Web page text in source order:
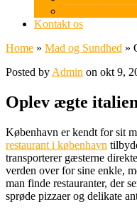
Kontakt os
Home » Mad og Sundhed »
Posted by Admin on okt 9,
Oplev ægte
København er kendt for sit
restaurant i københavn
transporterer gæsterne
verden over for sine enkle,
man finde restauranter, der
sprøde pizzaer og delikate